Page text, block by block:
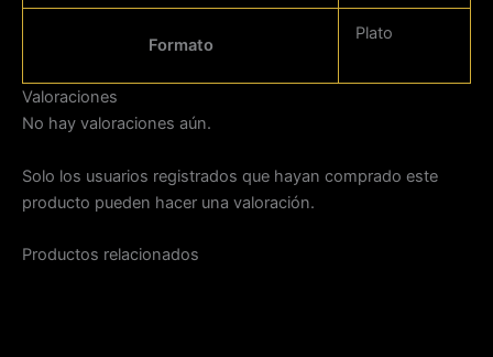
Formato
Plato
Valoraciones
No hay valoraciones aún.
Solo los usuarios registrados que hayan comprado este
producto pueden hacer una valoración.
Productos relacionados